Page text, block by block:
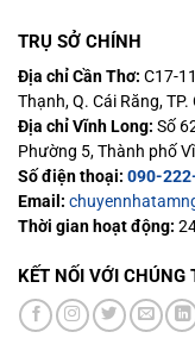
TRỤ SỞ CHÍNH
Địa chỉ Cần Thơ: C17-
Thạnh, Q. Cái Răng, TP.
Địa chỉ Vĩnh Long: Số
Phường 5, Thành phố
Số điện thoại: 090-
Email:
Thời gian hoạt động:
KẾT NỐI VỚI CHÚNG